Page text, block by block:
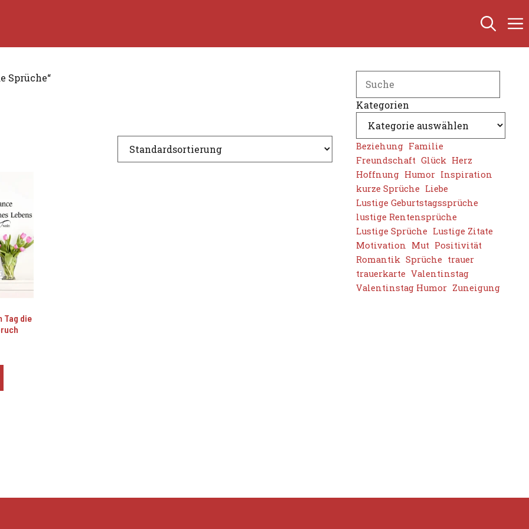
Sprüche“
Tag die
Kategorien
Beziehung Familie
Freundschaft Glück Herz
Hoffnung Humor Inspiration
kurze Sprüche Liebe
Lustige Geburtstagssprüche
lustige Rentensprüche
Lustige Sprüche Lustige Zitate
Motivation Mut Positivität
Romantik Sprüche trauer
trauerkarte Valentinstag
Valentinstag Humor Zuneigung